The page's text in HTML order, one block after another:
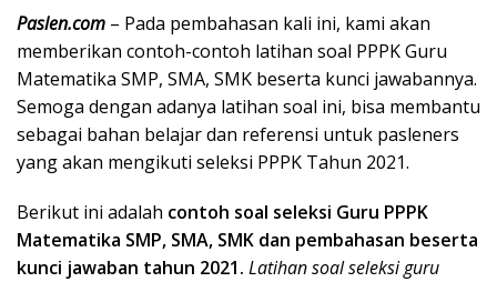
Paslen.com – Pada pembahasan kali ini, kami akan
memberikan contoh-contoh latihan soal PPPK Guru
Matematika SMP, SMA, SMK beserta kunci jawabannya.
Semoga dengan adanya latihan soal ini, bisa membantu
sebagai bahan belajar dan referensi untuk pasleners
yang akan mengikuti seleksi PPPK Tahun 2021.
Berikut ini adalah contoh soal seleksi Guru PPPK
Matematika SMP, SMA, SMK dan pembahasan beserta
kunci jawaban tahun 2021. Latihan soal seleksi guru